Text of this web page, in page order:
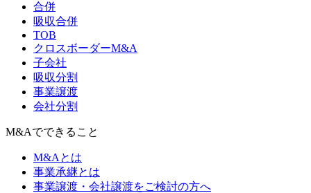
合併
吸収合併
TOB
クロスボーダーM&A
子会社
吸収分割
事業譲渡
会社分割
M&Aでできること
M&Aとは
事業承継とは
事業譲渡・会社譲渡をご検討の方へ